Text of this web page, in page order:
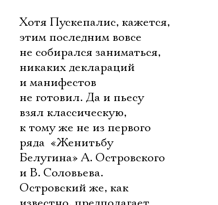
Хотя Пускепалис, кажется,
этим последним вовсе
не собирался заниматься,
никаких деклараций
и манифестов
не готовил. Да и пьесу
взял классическую,
к тому же не из первого
ряда  «Женитьбу
Белугина» А. Островского
и В. Соловьева.
Островский же, как